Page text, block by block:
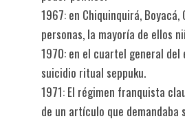
1967: en Chiquinquirá,
personas, la mayoría de ellos
1970: en el cuartel general del
suicidio ritual seppuku.
1971: El régimen franquista
de un artículo que